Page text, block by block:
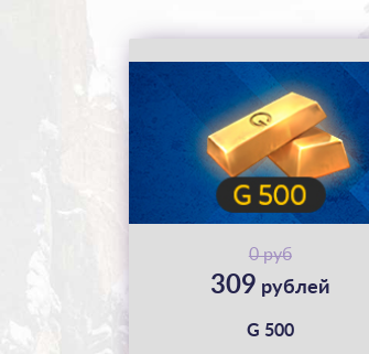
0 руб
309 рублей
G 500